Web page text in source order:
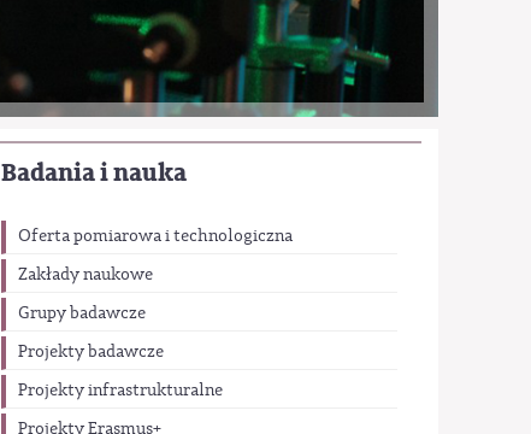
Badania i nauka
Oferta pomiarowa i technologiczna
Zakłady naukowe
Grupy badawcze
Projekty badawcze
Projekty infrastrukturalne
Projekty Erasmus+